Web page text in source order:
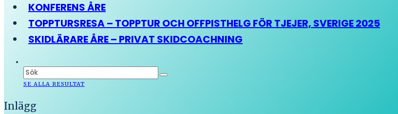
KONFERENS ÅRE
TOPPTURSRESA – TOPPTUR OCH OFFPISTHELG FÖR TJEJER, SVERIGE 2025
SKIDLÄRARE ÅRE – PRIVAT SKIDCOACHNING
SE ALLA RESULTAT
Inlägg